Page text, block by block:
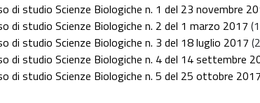
di studio Scienze Biologiche n. 1 del 23 novembre
di studio Scienze Biologiche n. 2 del 1 marzo 2017
di studio Scienze Biologiche n. 3 del 18 luglio 2017
di studio Scienze Biologiche n. 4 del 14 settembre
di studio Scienze Biologiche n. 5 del 25 ottobre 2017